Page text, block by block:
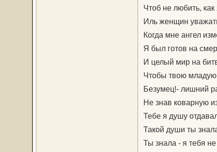
Чтоб не любить,
Иль женщин
Когда мне ангел
Я был готов на
И целый мир на
Чтобы твою младую
Безумец!- лишний
Не знав коварную
Тебе я душу
Такой души ты
Ты знала - я тебя не